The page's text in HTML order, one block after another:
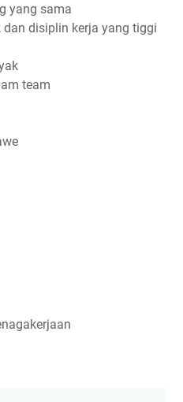
yang sama
disiplin kerja yang tiggi
team